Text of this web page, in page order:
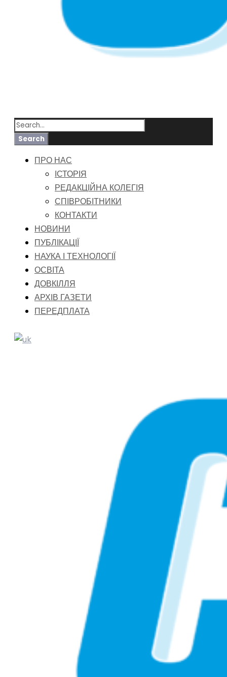
ПРО НАС
ІСТОРІЯ
РЕДАКЦІЙНА КОЛЕГІЯ
СПІВРОБІТНИКИ
КОНТАКТИ
НОВИНИ
ПУБЛІКАЦІЇ
НАУКА І ТЕХНОЛОГІЇ
ОСВІТА
ДОВКІЛЛЯ
АРХІВ ГАЗЕТИ
ПЕРЕДПЛАТА